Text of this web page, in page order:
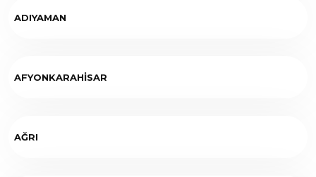
ADIYAMAN
AFYONKARAHİSAR
AĞRI